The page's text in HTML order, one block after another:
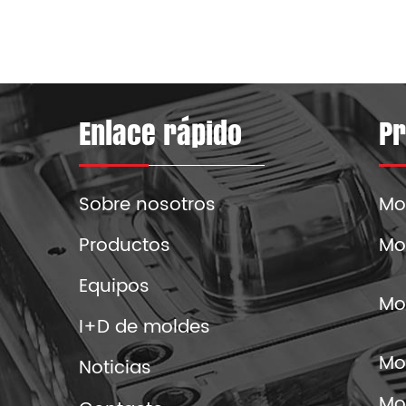
Enlace rápido
Sobre nosotros
Productos
Equipos
I+D de moldes
Noticias